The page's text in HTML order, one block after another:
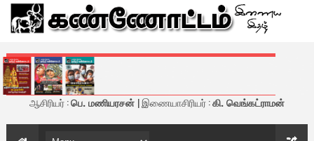
கண்ணோட்டம் - இணைய இதழ்
ஆசிரியர் :பெ. மணியரசன் | இணையாசிரியர் :கி. வெங்கட்ராமன்